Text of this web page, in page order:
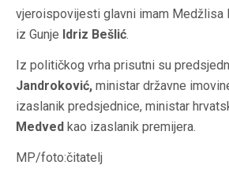
vjeroispovijesti glavni imam Medžlisa
iz Gunje Idriz Bešlić.
Iz političkog vrha prisutni su
Jandroković, ministar državne
izaslanik predsjednice, ministar
Medved kao izaslanik premijera.
MP/foto:čitatelj